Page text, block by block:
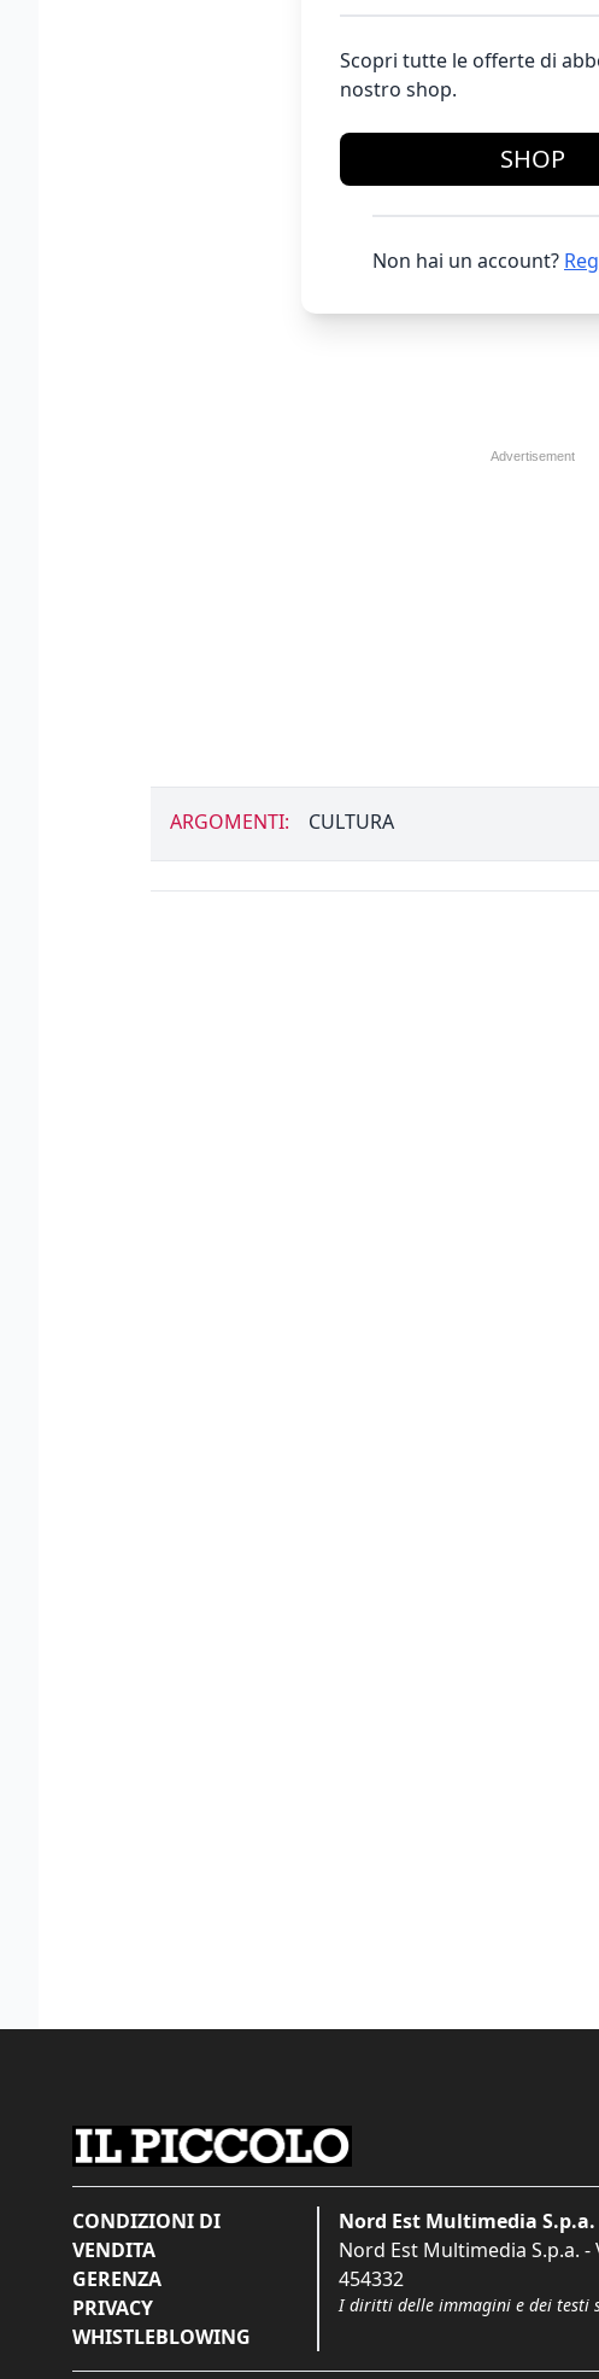
Scopri tutte le offerte di
nostro shop.
SHOP
Non hai un account?
ARGOMENTI: CULTURA
CONDIZIONI DI
VENDITA
GERENZA
PRIVACY
WHISTLEBLOWING
Nord Est Multimedia S.p.a.
Nord Est Multimedia S.p.a. -
454332
I diritti delle immagini e dei testi